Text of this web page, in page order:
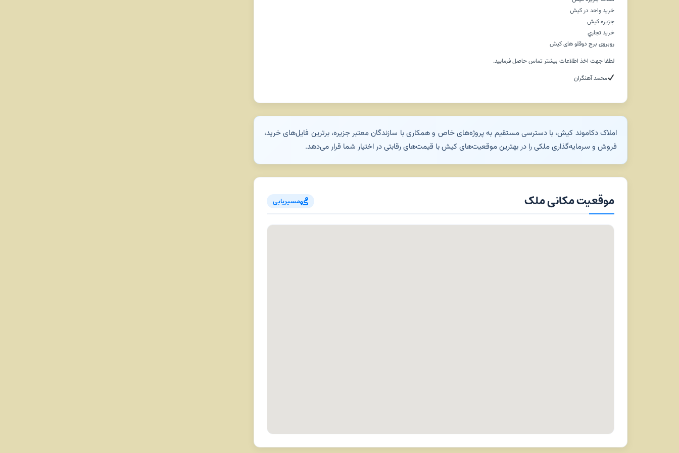
خريد واحد در كيش
جزيره كيش
خريد تجاري
روبروی برج دوقلو های کیش
لطفا جهت اخذ اطلاعات بیشتر تماس حاصل فرمایید.
محمد آهنگران
املاک دکاموند کیش، با دسترسی مستقیم به پروژه‌های خاص و همکاری با سازندگان معتبر جزیره، برترین فایل‌های خرید،
فروش و سرمایه‌گذاری ملکی را در بهترین موقعیت‌های کیش با قیمت‌های رقابتی در اختیار شما قرار می‌دهد.
موقعیت مکانی ملک مسیریابی